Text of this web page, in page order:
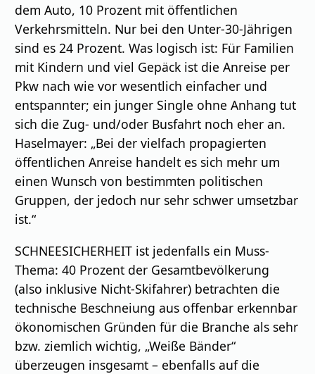
dem Auto, 10 Prozent mit öffentlichen
Verkehrsmitteln. Nur bei den Unter-30-Jährigen
sind es 24 Prozent. Was logisch ist: Für Familien
mit Kindern und viel Gepäck ist die Anreise per
Pkw nach wie vor wesentlich einfacher und
entspannter; ein junger Single ohne Anhang tut
sich die Zug- und/oder Busfahrt noch eher an.
Haselmayer: „Bei der vielfach propagierten
öffentlichen Anreise handelt es sich mehr um
einen Wunsch von bestimmten politischen
Gruppen, der jedoch nur sehr schwer umsetzbar
ist.“
SCHNEESICHERHEIT ist jedenfalls ein Muss-
Thema: 40 Prozent der Gesamtbevölkerung
(also inklusive Nicht-Skifahrer) betrachten die
technische Beschneiung aus offenbar erkennbar
ökonomischen Gründen für die Branche als sehr
bzw. ziemlich wichtig, „Weiße Bänder“
überzeugen insgesamt – ebenfalls auf die